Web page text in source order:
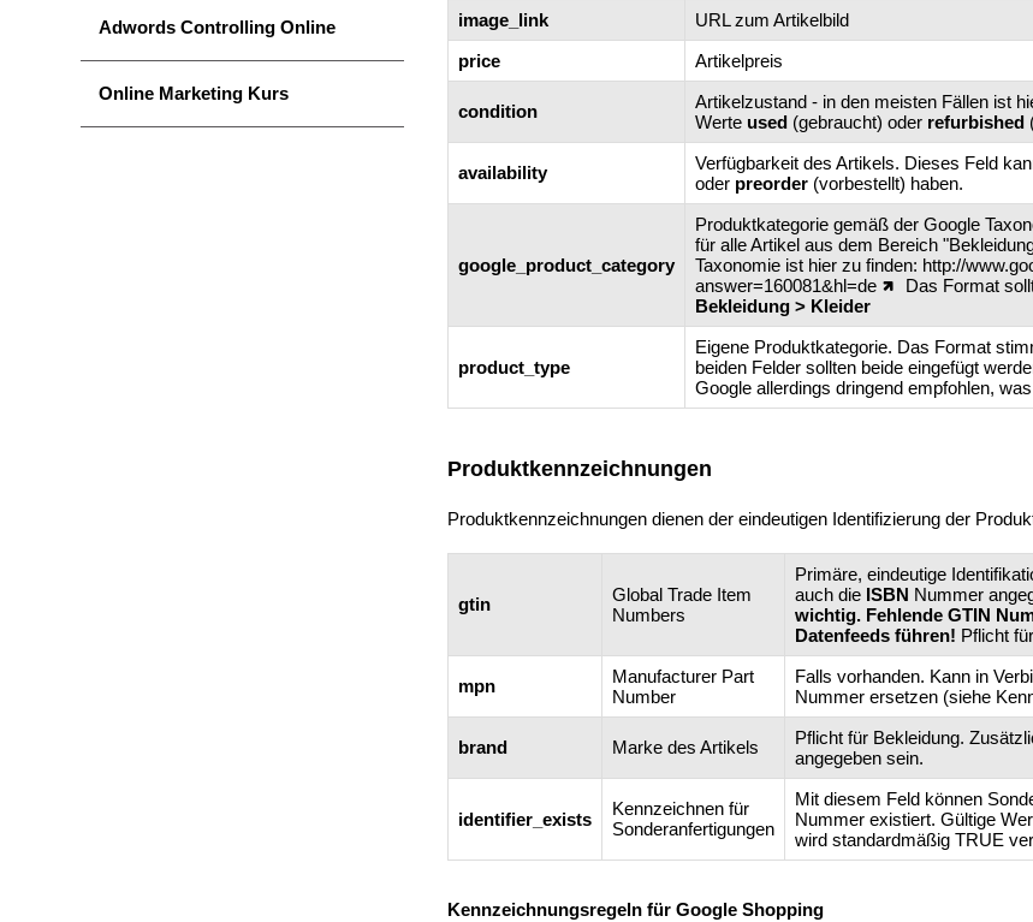
Adwords Controlling Online
Online Marketing Kurs
image_link
URL zum Artikelbild
price
Artikelpreis
condition Artikelzustand - in den meisten Fällen ist
Werte used (gebraucht) oder refurbished
availability Verfügbarkeit des Artikels. Dieses Feld
oder preorder (vorbestellt) haben.
google_product_category
Produktkategorie gemäß der Google
für alle Artikel aus dem Bereich
Taxonomie ist hier zu finden: http://
answer=160081&hl=de
Das Format
Bekleidung > Kleider
product_type
Eigene Produktkategorie. Das Format
beiden Felder sollten beide eingefügt
Google allerdings dringend empfohlen,
Produktkennzeichnungen
Produktkennzeichnungen dienen der eindeutigen Identifizierung der
gtin
Global Trade Item
Numbers
Primäre, eindeutige
auch die ISBN Nummer
wichtig. Fehlende GTIN
Datenfeeds führen! Pflicht
mpn
Manufacturer Part
Number
Falls vorhanden. Kann in
Nummer ersetzen (siehe
brand Marke des Artikels
Pflicht für Bekleidung.
angegeben sein.
identifier_exists
Kennzeichnen für
Sonderanfertigungen
Mit diesem Feld können
Nummer existiert. Gültige
wird standardmäßig TRUE
Kennzeichnungsregeln für Google Shopping